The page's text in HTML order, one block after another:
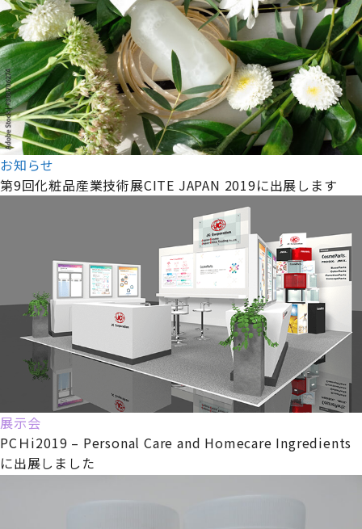
お知らせ
第9回化粧品産業技術展CITE JAPAN 2019に出展します
展示会
PCＨi2019 – Personal Care and Homecare Ingredients
に出展しました